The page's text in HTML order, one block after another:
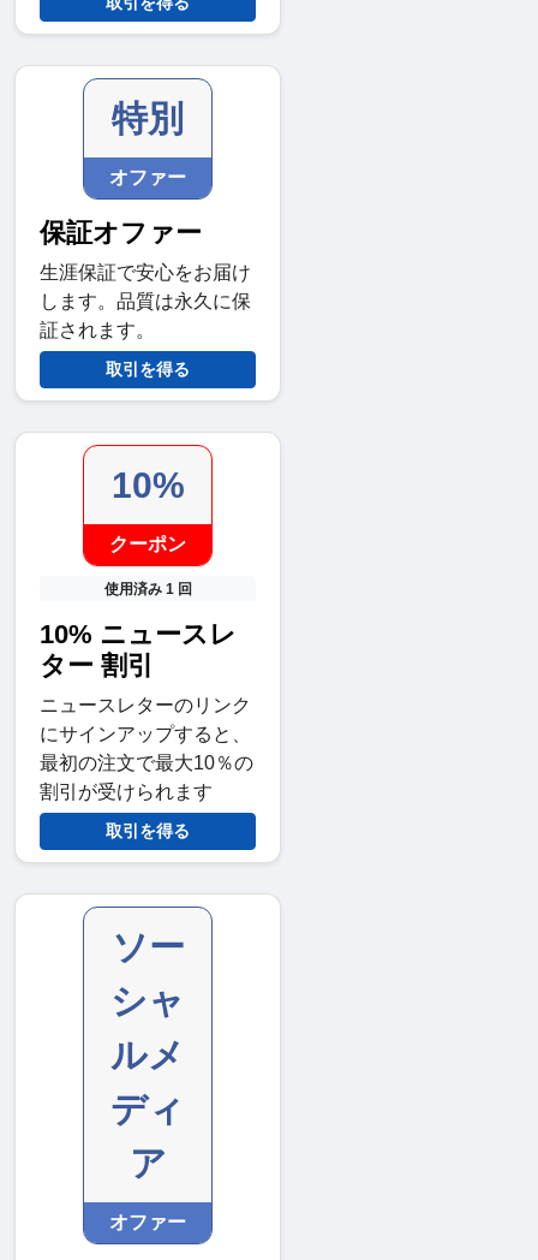
特別
オファー
保証オファー
生涯保証で安心をお届け
します。品質は永久に保
証されます。
取引を得る
10%
クーポン
使用済み 1 回
10% ニュースレ
ター 割引
ニュースレターのリンク
にサインアップすると、
最初の注文で最大10％の
割引が受けられます
取引を得る
ソー
シャ
ルメ
ディ
ア
オファー